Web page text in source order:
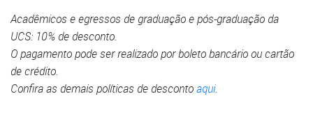
Acadêmicos e egressos de graduação e pós-graduação da
UCS: 10% de desconto.
O pagamento pode ser realizado por boleto bancário ou cartão
de crédito.
Confira as demais políticas de descontoaqui.